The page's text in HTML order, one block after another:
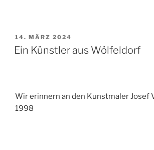
VERÖFFENTLICHT
AM
14. MÄRZ 2024
Ein Künstler aus Wölfeldorf
Wir erinnern an den Kunstmaler Josef
1998